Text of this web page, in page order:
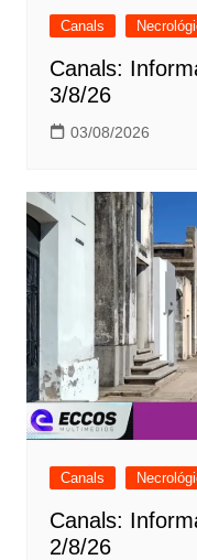
Canals
Canals:
3/8/26
03/08/2026
Canals
Canals:
2/8/26